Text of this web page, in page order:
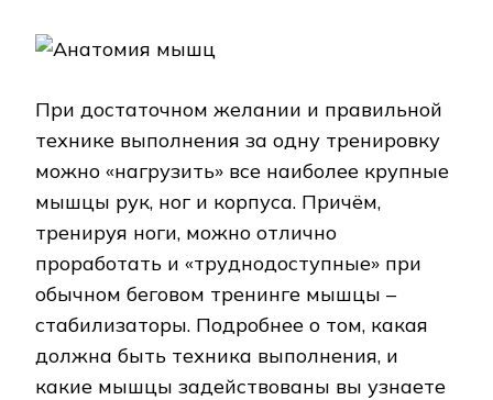
При достаточном желании и правильной
технике выполнения за одну тренировку
можно «нагрузить» все наиболее крупные
мышцы рук, ног и корпуса. Причём,
тренируя ноги, можно отлично
проработать и «труднодоступные» при
обычном беговом тренинге мышцы –
стабилизаторы. Подробнее о том, какая
должна быть техника выполнения, и
какие мышцы задействованы вы узнаете